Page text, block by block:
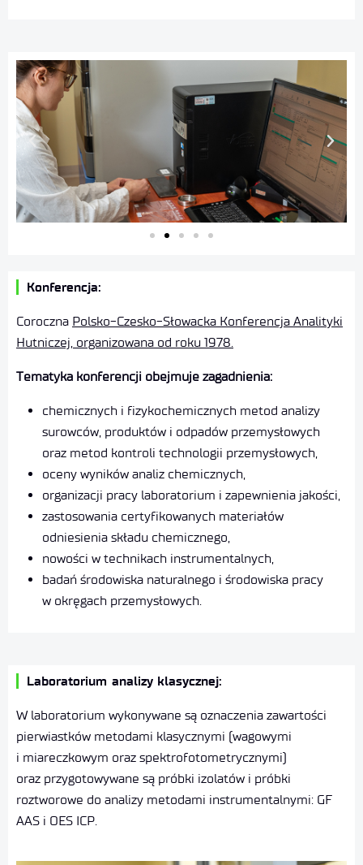
Konferencja:
Coroczna Polsko-Czesko-Słowacka Konferencja Analityki
Hutniczej, organizowana od roku 1978.
Tematyka konferencji obejmuje zagadnienia:
chemicznych i fizykochemicznych metod analizy
surowców, produktów i odpadów przemysłowych
oraz metod kontroli technologii przemysłowych,
oceny wyników analiz chemicznych,
organizacji pracy laboratorium i zapewnienia jakości,
zastosowania certyfikowanych materiałów
odniesienia składu chemicznego,
nowości w technikach instrumentalnych,
badań środowiska naturalnego i środowiska pracy
w okręgach przemysłowych.
Laboratorium analizy klasycznej:
W laboratorium wykonywane są oznaczenia zawartości
pierwiastków metodami klasycznymi (wagowymi
i miareczkowym oraz spektrofotometrycznymi)
oraz przygotowywane są próbki izolatów i próbki
roztworowe do analizy metodami instrumentalnymi: GF
AAS i OES ICP.